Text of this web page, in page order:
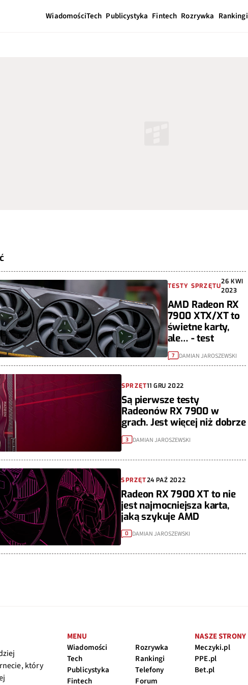
WiadomościTech Publicystyka Fintech Rozrywka Rankingi
TESTY SPRZĘTU
26 KWI
2023
AMD Radeon RX
7900 XTX/XT to
świetne karty,
ale… - test
7 DAMIAN JAROSZEWSKI
SPRZĘT11 GRU 2022
Są pierwsze testy
Radeonów RX 7900 w
grach. Jest więcej niż dobrze
3 DAMIAN JAROSZEWSKI
SPRZĘT24 PAŹ 2022
Radeon RX 7900 XT to nie
jest najmocniejsza karta,
jaką szykuje AMD
0 DAMIAN JAROSZEWSKI
który
MENU
Wiadomości
Tech
Publicystyka
Fintech
Rozrywka
Rankingi
Telefony
Forum
NASZE STRONY
Meczyki.pl
PPE.pl
Bet.pl